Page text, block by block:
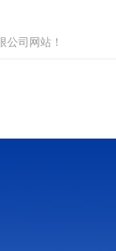
公司网站！